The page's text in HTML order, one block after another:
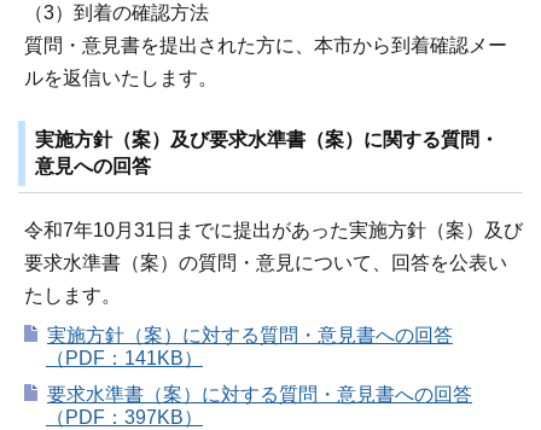
（3）到着の確認方法
質問・意見書を提出された方に、本市から到着確認メー
ルを返信いたします。
実施方針（案）及び要求水準書（案）に関する質問・
意見への回答
令和7年10月31日までに提出があった実施方針（案）及び
要求水準書（案）の質問・意見について、回答を公表い
たします。
実施方針（案）に対する質問・意見書への回答
（PDF：141KB）
要求水準書（案）に対する質問・意見書への回答
（PDF：397KB）